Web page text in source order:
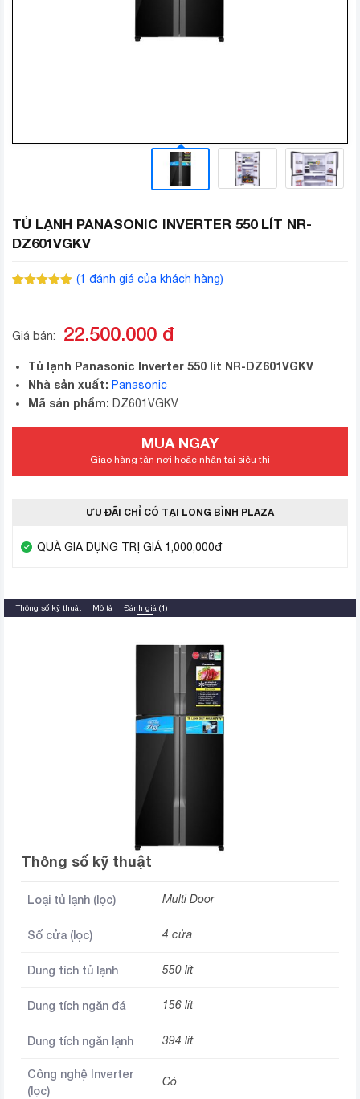
TỦ LẠNH PANASONIC INVERTER 550 LÍT NR-
DZ601VGKV
(1 đánh giá của khách hàng)
Giá bán: 22.500.000 đ
Tủ lạnh Panasonic Inverter 550 lít NR-DZ601VGKV
Nhà sản xuất: Panasonic
Mã sản phẩm: DZ601VGKV
MUA NGAY
Giao hàng tận nơi hoặc nhận tại siêu thị
ƯU ĐÃI CHỈ CÓ TẠI LONG BÌNH PLAZA
QUÀ GIA DỤNG TRỊ GIÁ 1,000,000đ
Thông số kỹ thuật Mô tả Đánh giá (1)
Thông số kỹ thuật
Loại tủ lạnh (lọc) Multi Door
Số cửa (lọc) 4 cửa
Dung tích tủ lạnh 550 lít
Dung tích ngăn đá 156 lít
Dung tích ngăn lạnh 394 lít
Công nghệ Inverter
(lọc)
Có